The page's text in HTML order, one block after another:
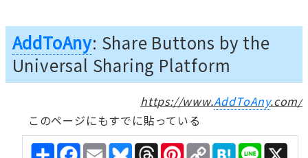
AddToAny: Share Buttons by the
Universal Sharing Platform
https://www.AddToAny.com/
このページにもすでに貼っている